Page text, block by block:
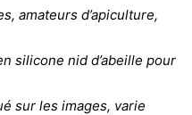
amateurs d’apiculture,
silicone nid d’abeille pour
sur les images, varie